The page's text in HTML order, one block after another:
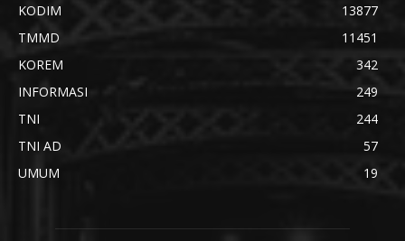
KODIM
13877
TMMD
11451
KOREM
342
INFORMASI
249
TNI
244
TNI AD
57
UMUM
19